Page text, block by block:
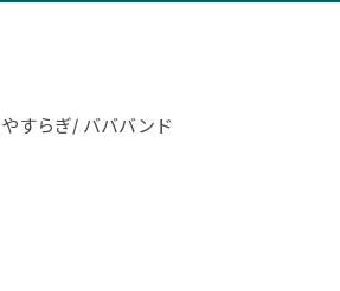
すらぎ/ バババンド